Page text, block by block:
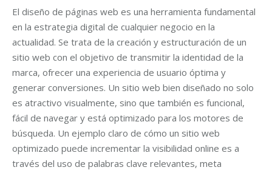
El diseño de páginas web es una herramienta fundamental
en la estrategia digital de cualquier negocio en la
actualidad. Se trata de la creación y estructuración de un
sitio web con el objetivo de transmitir la identidad de la
marca, ofrecer una experiencia de usuario óptima y
generar conversiones. Un sitio web bien diseñado no solo
es atractivo visualmente, sino que también es funcional,
fácil de navegar y está optimizado para los motores de
búsqueda. Un ejemplo claro de cómo un sitio web
optimizado puede incrementar la visibilidad online es a
través del uso de palabras clave relevantes, meta